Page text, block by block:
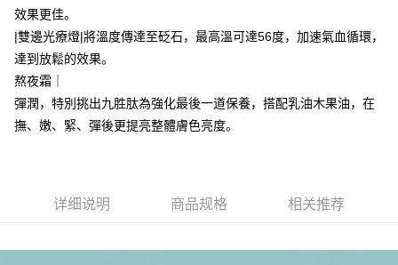
台湾大哥大与本人进行分期账单所需资料之确认、核对及更正。
3. 完整用户服务条款，请详阅以下链接：https://oppay.tw/userRule
二、付款限制
1. 初次使用 AFTEE 時，將依認證結果及本公司審查結果，核予每個人不同
之上限額度
2. 結帳金額須大於NT$30
3. 目前僅支援台灣會員
三、聲明條款
「AFTEE先享後付」(下稱本服務)乃由恩沛科技股份有限公司(下稱 AFTEE )
https://aftee.tw/privacypolicy/ ）。
未成年的使用者，請事先徵得法定代理人或監護人之同意方可使用
付款後萊爾富取貨
每笔NT$70，满NT$1,000(含以上)免运费
每笔NT$70，满NT$1,000(含以上)免运费
付款後7-11取貨
每笔NT$70，满NT$1,000(含以上)免运费
效果更佳。
|雙邊光療燈|將溫度傳達至砭石，最高溫可達56度，加速氣血循環，
達到放鬆的效果。
熬夜霜｜
彈潤，特別挑出九胜肽為強化最後一道保養，搭配乳油木果油，在
撫、嫩、緊、彈後更提亮整體膚色亮度。
详细说明 商品规格 相关推荐